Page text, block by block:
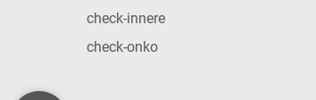
check-innere
check-onko